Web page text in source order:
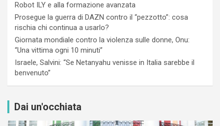
Robot ILY e alla formazione avanzata
Prosegue la guerra di DAZN contro il “pezzotto”: cosa
rischia chi continua a usarlo?
Giornata mondiale contro la violenza sulle donne, Onu:
“Una vittima ogni 10 minuti”
Israele, Salvini: “Se Netanyahu venisse in Italia sarebbe il
benvenuto”
Dai un'occhiata